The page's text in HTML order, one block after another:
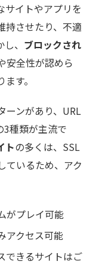
サイトやアプリを
持させたり、不適
、 ブロックされ
安全性が認めら
す。
ーンがあり、URL
3種類が主流で
トの多くは、SSL
ているため、アク
がプレイ可能
アクセス可能
できるサイトはご